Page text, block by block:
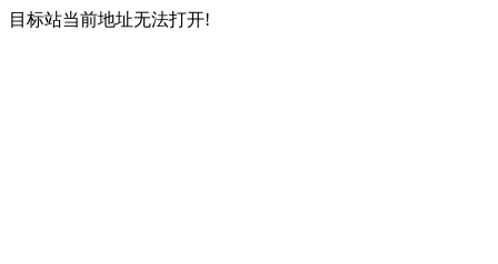
目标站当前地址无法打开!